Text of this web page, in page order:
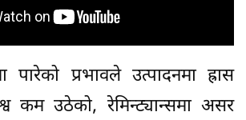
पारेको प्रभावले उत्पादनमा ह्रास
कम उठेको, रेमिन्ट्यान्समा असर